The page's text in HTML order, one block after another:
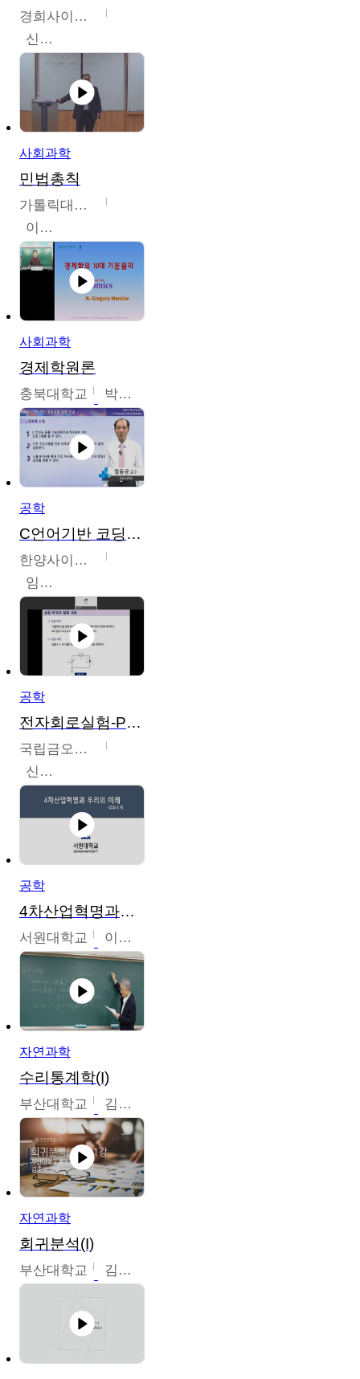
경희사이버대학교
신광수
사회과학
민법총칙
가톨릭대학교
이홍민
사회과학
경제학원론
충북대학교 박철호
공학
C언어기반 코딩교육
한양사이버대학교
임동균
공학
전자회로실험-PSPICE 시뮬레이션
국립금오공과대학교
신경욱
공학
4차산업혁명과우리의미래
서원대학교 이병권
자연과학
수리통계학(I)
부산대학교 김충락
자연과학
회귀분석(I)
부산대학교 김충락